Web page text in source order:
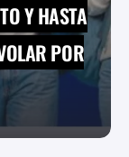
Y HASTA
POR